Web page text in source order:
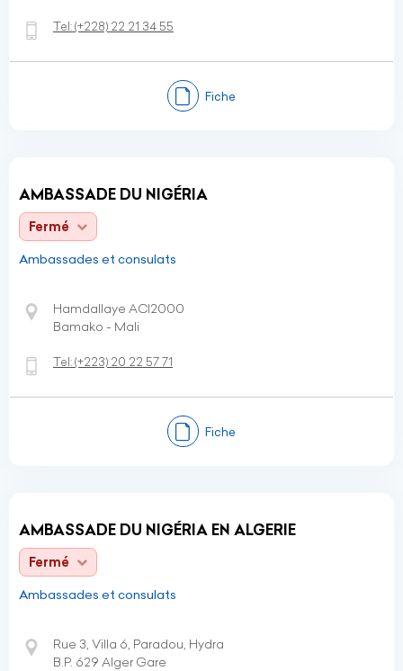
Tel:(+228) 22 21 34 55
Fiche
AMBASSADE DU NIGÉRIA
Fermé
Ambassades et consulats
Hamdallaye ACI2000
Bamako - Mali
Tel:(+223) 20 22 57 71
Fiche
AMBASSADE DU NIGÉRIA EN ALGERIE
Fermé
Ambassades et consulats
Rue 3, Villa 6, Paradou, Hydra
B.P. 629 Alger Gare